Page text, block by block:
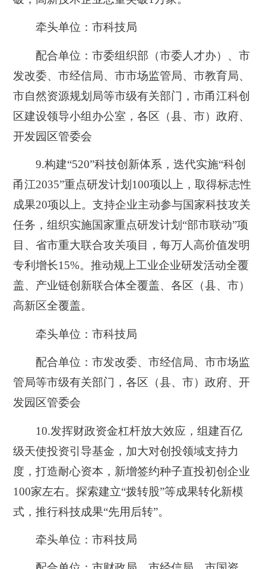
牵头单位：市科技局
配合单位：市委组织部（市委人才办）、市
发改委、市经信局、市市场监管局、市教育局、
市自然资源规划局等市级有关部门，市甬江科创
区建设领导小组办公室，各区（县、市）政府、
开发园区管委会
9.构建“520”科技创新体系，迭代实施“科创
甬江2035”重点研发计划100项以上，取得标志性
成果20项以上。支持企业主动参与国家科技攻关
任务，组织实施国家重点研发计划“部市联动”项
目、省市重大联合攻关项目，每万人高价值发明
专利增长15%。推动规上工业企业研发活动全覆
盖、产业链创新联合体全覆盖、各区（县、市）
高新区全覆盖。
牵头单位：市科技局
配合单位：市发改委、市经信局、市市场监
管局等市级有关部门，各区（县、市）政府、开
发园区管委会
10.发挥财政资金杠杆放大效应，组建百亿
级天使投资引导基金，加大对创投领域支持力
度，打造耐心资本，新增签约种子直投初创企业
100家左右。探索建立“拨转股”等成果转化新模
式，推行科技成果“先用后转”。
牵头单位：市科技局